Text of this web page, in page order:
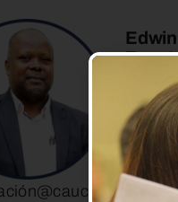
Jefe
de
n@cauca.gov.co